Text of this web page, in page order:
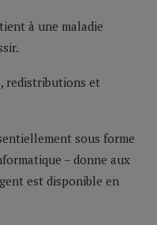
à une maladie
redistributions et
sous forme
– donne aux
est disponible en